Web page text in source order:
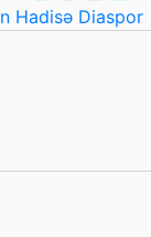
Hadisə Diaspor